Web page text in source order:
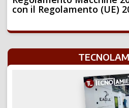
con il Regolamento (UE)